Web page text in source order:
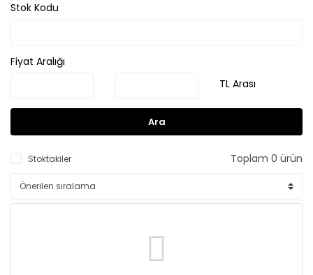
Stok Kodu
Fiyat Aralığı
TL Arası
Ara
Stoktakiler Toplam 0 ürün